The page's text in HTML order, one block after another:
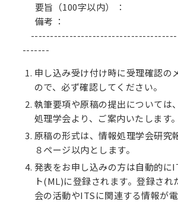
要旨（100字以内） ：
備考 ：
-------
申し込み受け付け時に受理確認の
ので、必ず確認してください。
執筆要項や原稿の提出については
処理学会より、ご案内いたします。
原稿の形式は、情報処理学会研究
８ページ以内とします。
発表をお申し込みの方は自動的に
ト(ML)に登録されます。登録さ
会の活動やITSに関連する情報が